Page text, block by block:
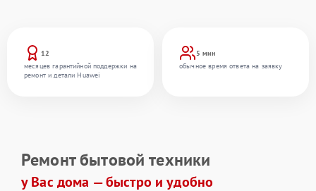
12
месяцев гарантийной поддержки на
ремонт и детали Huawei
5 мин
обычное время ответа на заявку
Ремонт бытовой техники
у Вас дома — быстро и удобно